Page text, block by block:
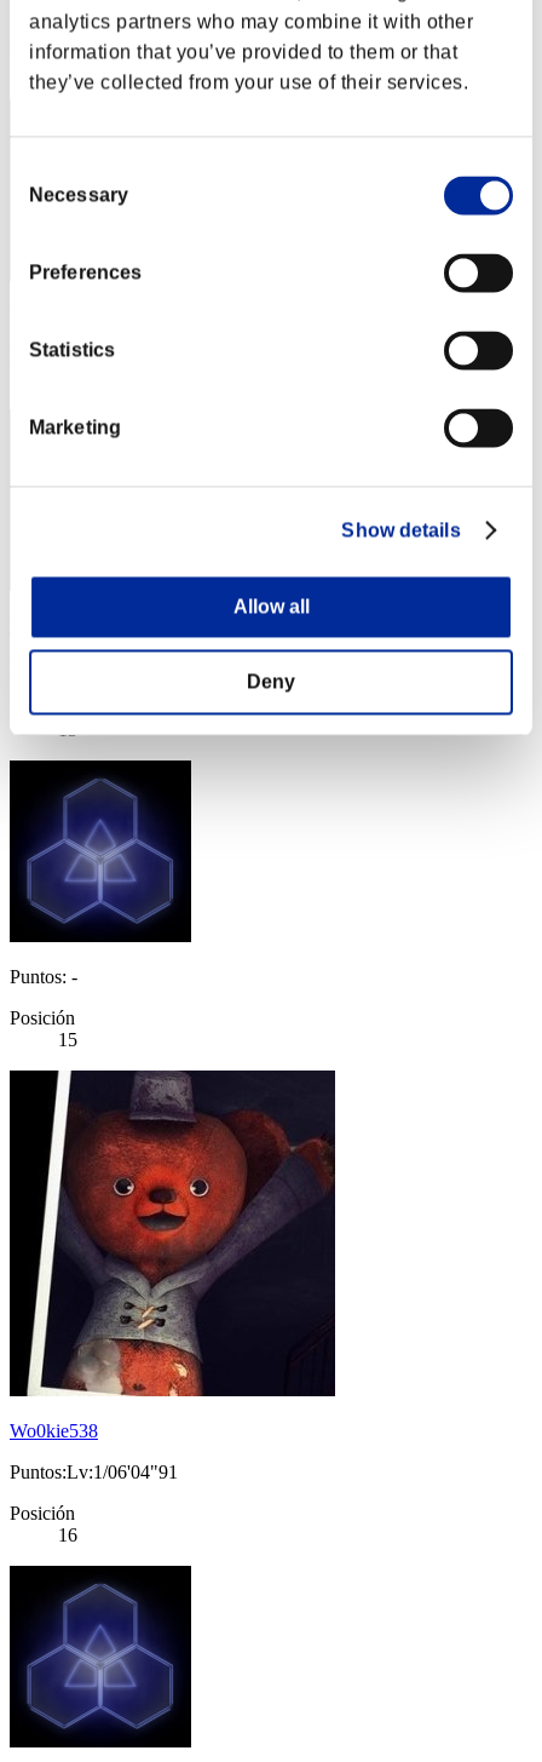
analytics partners who may combine it with other
information that you’ve provided to them or that
they’ve collected from your use of their services.
Selection
Necessary
Preferences
Statistics
Marketing
Show details
Allow all
Deny
Posición
Posición
Posición
13
Puntos: -
Posición
15
Wo0kie538
Puntos:Lv:1/06'04"91
Posición
16